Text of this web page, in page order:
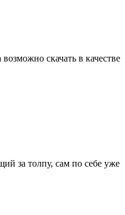
скачать в качестве
за толпу, сам по себе уже